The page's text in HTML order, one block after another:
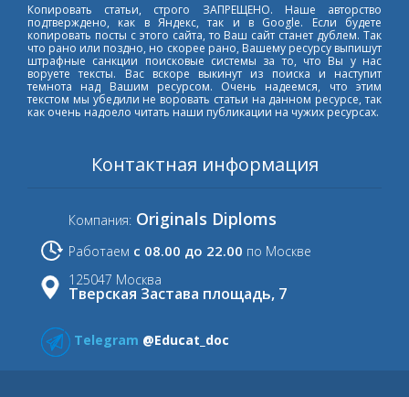
Копировать статьи, строго ЗАПРЕЩЕНО. Наше авторство
подтверждено, как в Яндекс, так и в Google. Если будете
копировать посты с этого сайта, то Ваш сайт станет дублем. Так
что рано или поздно, но скорее рано, Вашему ресурсу выпишут
штрафные санкции поисковые системы за то, что Вы у нас
воруете тексты. Вас вскоре выкинут из поиска и наступит
темнота над Вашим ресурсом. Очень надеемся, что этим
текстом мы убедили не воровать статьи на данном ресурсе, так
как очень надоело читать наши публикации на чужих ресурсах.
Контактная информация
Компания: Originals Diploms
Работаем с 08.00 до 22.00 по Москве
125047 Москва
Тверская Застава площадь, 7
Telegram @Educat_doc